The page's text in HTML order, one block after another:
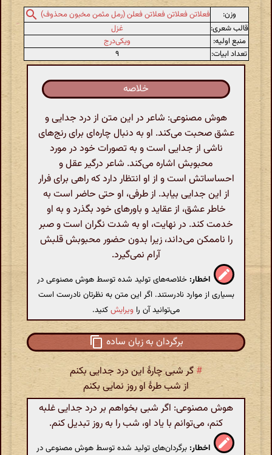
وزن:
فعلاتن فعلاتن فعلاتن فعلن (رمل مثمن مخبون محذوف)
قالب شعری:
غزل
منبع اولیه:
ویکی‌درج
تعداد ابیات:
۹
خلاصه
هوش مصنوعی: شاعر در این متن از درد جدایی و
عشق صحبت می‌کند. او به دنبال چاره‌ای برای رنج‌های
ناشی از جدایی است و به تصورات خود در مورد
محبوبش اشاره می‌کند. شاعر درگیر عقل و
احساساتش است و از او انتظار دارد که راهی برای فرار
از این جدایی بیابد. از طرفی، او حتی حاضر است به
خاطر عشق، از عقاید و باورهای خود بگذرد و به او
خدمت کند. در نهایت، او به شدت نگران است و صبر
را ناممکن می‌داند، زیرا بدون حضور محبوبش قلبش
آرام نمی‌گیرد.
اخطار: خلاصه‌های تولید شده توسط هوش مصنوعی در
بسیاری از موارد نادرستند. اگر این متن به نظرتان نادرست است
می‌توانید آن را ویرایشکنید.
برگردان به زبان ساده
# گر شبی چارهٔ این درد جدایی بکنم
از شب طرهٔ او روز نمایی بکنم
هوش مصنوعی: اگر شبی بخواهم بر درد جدایی غلبه
کنم، می‌توانم با یاد او، شب را به روز تبدیل کنم.
اخطار: برگردان‌های تولید شده توسط هوش مصنوعی در